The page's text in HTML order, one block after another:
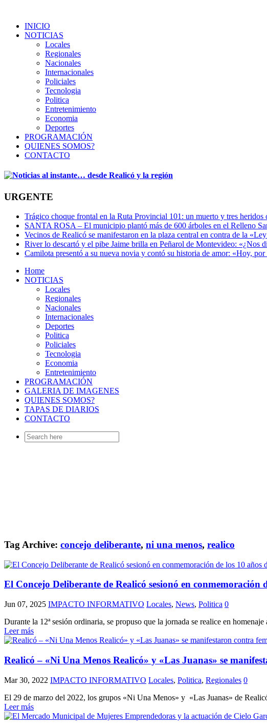
INICIO
NOTICIAS
Locales
Regionales
Nacionales
Internacionales
Policiales
Tecnologia
Politica
Entretenimiento
Economia
Deportes
PROGRAMACIÓN
QUIENES SOMOS?
CONTACTO
URGENTE
Trágico choque frontal en la Ruta Provincial 101: un muerto y tres heridos
SANTA ROSA – El municipio plantó más de 600 árboles en el Relleno
Vecinos de Realicó se manifestaron en la plaza central en contra de la
River lo descartó y el pibe Jaime brilla en Peñarol de Montevideo: «¿Nos
Camilota presentó a su nueva novia y contó su historia de amor: «Hoy,
Home
NOTICIAS
Locales
Regionales
Nacionales
Internacionales
Deportes
Politica
Policiales
Tecnologia
Economia
Entretenimiento
PROGRAMACIÓN
GALERIA DE IMAGENES
QUIENES SOMOS?
TAPAS DE DIARIOS
CONTACTO
Search
for:
Tag Archive: concejo deliberante, ni una menos, realico
El Concejo Deliberante de Realicó sesionó en
Jun 07, 2025 IMPACTO INFORMATIVO Locales, News, Politica 0
Durante la 12ª sesión ordinaria, se propuso que la jornada se realice en
Leer más
Realicó – «Ni Una Menos Realicó» y «Las Juanas» se
Mar 30, 2022 IMPACTO INFORMATIVO Locales, Politica, Regionales 0
El 29 de marzo del 2022, los grupos «Ni Una Menos» y «Las Juanas» de
Leer más